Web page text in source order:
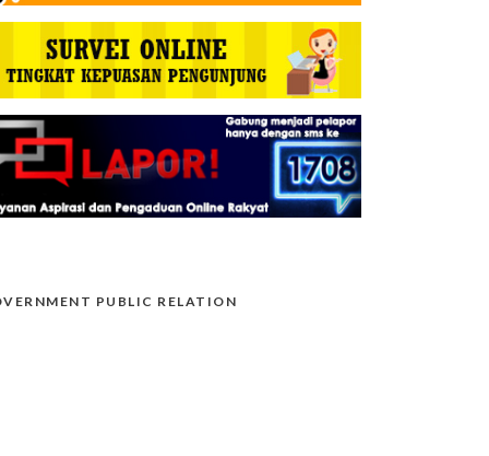
PUBLIC RELATION